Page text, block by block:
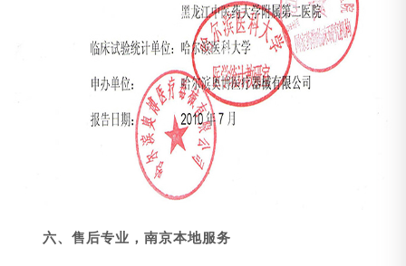
六、售后专业，南京本地服务